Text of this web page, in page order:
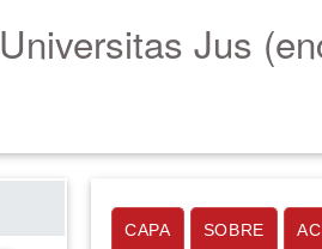
Universitas Jus
CAPA SOBRE